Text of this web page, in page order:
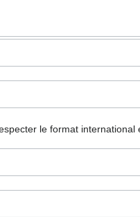
le format international